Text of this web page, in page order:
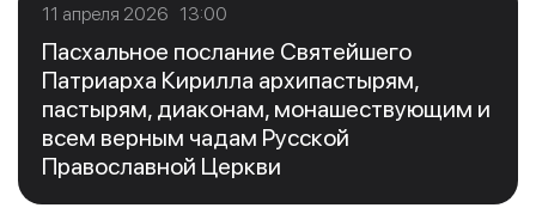
11 апреля 2026 13:00
Пасхальное послание Святейшего
Патриарха Кирилла архипастырям,
пастырям, диаконам, монашествующим и
всем верным чадам Русской
Православной Церкви